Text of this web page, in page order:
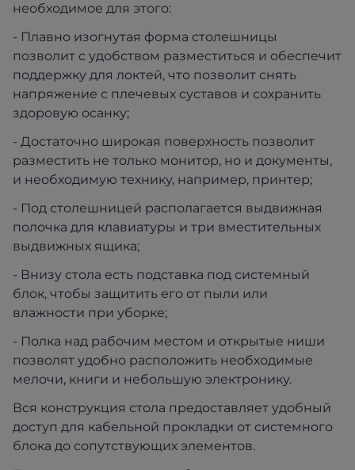
необходимое для этого:
- Плавно изогнутая форма столешницы
позволит с удобством разместиться и обеспечит
поддержку для локтей, что позволит снять
напряжение с плечевых суставов и сохранить
здоровую осанку;
- Достаточно широкая поверхность позволит
разместить не только монитор, но и документы,
и необходимую технику, например, принтер;
- Под столешницей располагается выдвижная
полочка для клавиатуры и три вместительных
выдвижных ящика;
- Внизу стола есть подставка под системный
блок, чтобы защитить его от пыли или
влажности при уборке;
- Полка над рабочим местом и открытые ниши
позволят удобно расположить необходимые
мелочи, книги и небольшую электронику.
Вся конструкция стола предоставляет удобный
доступ для кабельной прокладки от системного
блока до сопутствующих элементов.